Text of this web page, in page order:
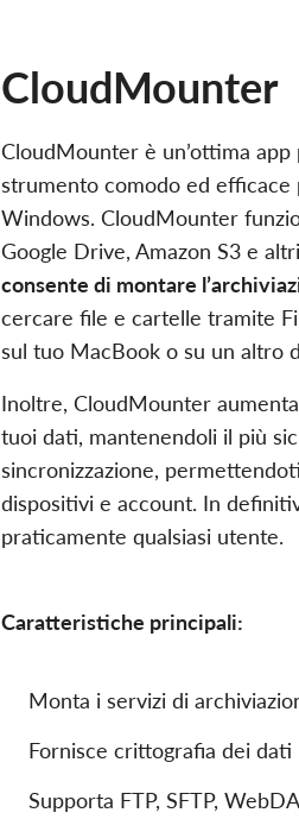
CloudMounter
CloudMounter è un’ottima
strumento comodo ed
Windows. CloudMounter
Google Drive, Amazon S3 e
consente di montare
cercare file e cartelle tramite
sul tuo MacBook o su un altro
Inoltre, CloudMounter
tuoi dati, mantenendoli il più
sincronizzazione,
dispositivi e account. In
praticamente qualsiasi utente.
Caratteristiche principali:
Monta i servizi di
Fornisce crittografia dei dati
Supporta FTP, SFTP,